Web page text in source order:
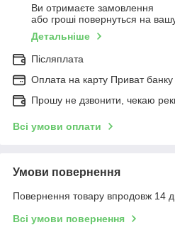
Ви отримаєте замовлення
або гроші повернуться на
Детальніше
Післяплата
Оплата на карту Приват банку
Прошу не дзвонити, чекаю
Всі умови оплати
Умови повернення
Повернення товару впродовж 14
Всі умови повернення